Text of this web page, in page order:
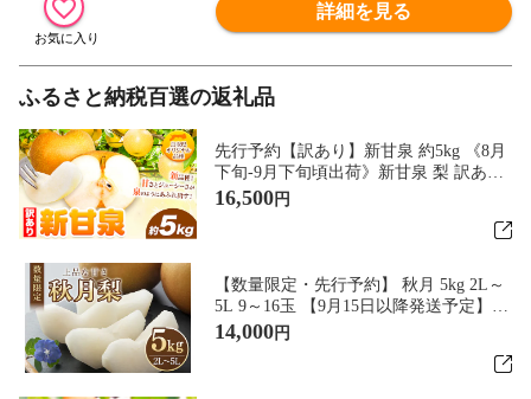
詳細を見る
ふるさと納税百選の返礼品
先行予約【訳あり】新甘泉 約5kg 《8月
下旬-9月下旬頃出荷》新甘泉 梨 訳あり
ご家庭用 鳥取県 八頭町 なし 果物 フル
16,500 円
【数量限定・先行予約】 秋月 5kg 2L～
5L 9～16玉 【9月15日以降発送予定】 7
0-D
14,000 円